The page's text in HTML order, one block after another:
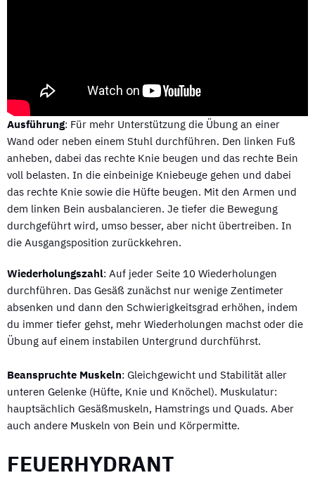
Ausführung: Für mehr Unterstützung die Übung an einer
Wand oder neben einem Stuhl durchführen. Den linken Fuß
anheben, dabei das rechte Knie beugen und das rechte Bein
voll belasten. In die einbeinige Kniebeuge gehen und dabei
das rechte Knie sowie die Hüfte beugen. Mit den Armen und
dem linken Bein ausbalancieren. Je tiefer die Bewegung
durchgeführt wird, umso besser, aber nicht übertreiben. In
die Ausgangsposition zurückkehren.
Wiederholungszahl: Auf jeder Seite 10 Wiederholungen
durchführen. Das Gesäß zunächst nur wenige Zentimeter
absenken und dann den Schwierigkeitsgrad erhöhen, indem
du immer tiefer gehst, mehr Wiederholungen machst oder die
Übung auf einem instabilen Untergrund durchführst.
Beanspruchte Muskeln: Gleichgewicht und Stabilität aller
unteren Gelenke (Hüfte, Knie und Knöchel). Muskulatur:
hauptsächlich Gesäßmuskeln, Hamstrings und Quads. Aber
auch andere Muskeln von Bein und Körpermitte.
FEUERHYDRANT